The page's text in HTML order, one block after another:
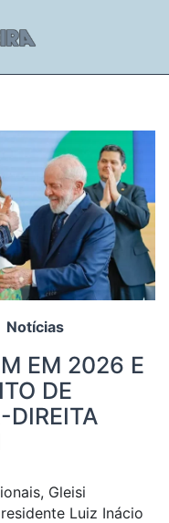
Notícias
EM 2026 E
DE
DIREITA
Gleisi
Luiz Inácio